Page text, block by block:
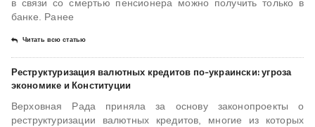
в связи со смертью пенсионера можно получить только в
банке. Ранее
Читать всю статью
Реструкту­ризация валютных кредитов по-украински: угроза
экономике и Конституции
Верховная Рада приняла за основу законопроекты о
реструктуризации валютных кредитов, многие из которых